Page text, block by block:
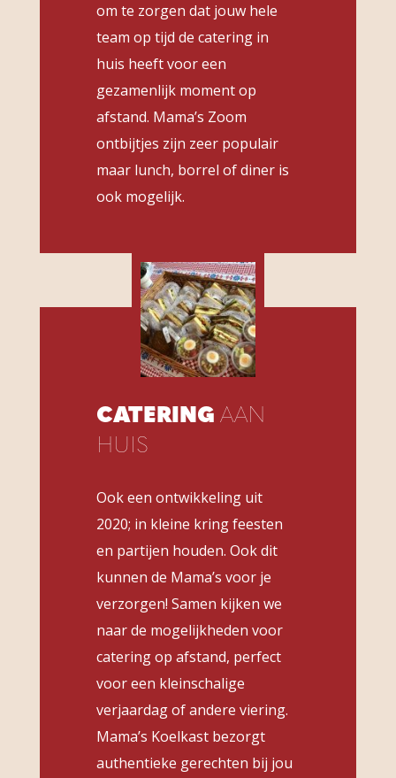
om te zorgen dat jouw hele
team op tijd de catering in
huis heeft voor een
gezamenlijk moment op
afstand. Mama’s Zoom
ontbijtjes zijn zeer populair
maar lunch, borrel of diner is
ook mogelijk.
CATERINGAAN
HUIS
Ook een ontwikkeling uit
2020; in kleine kring feesten
en partijen houden. Ook dit
kunnen de Mama’s voor je
verzorgen! Samen kijken we
naar de mogelijkheden voor
catering op afstand, perfect
voor een kleinschalige
verjaardag of andere viering.
Mama’s Koelkast bezorgt
authentieke gerechten bij jou